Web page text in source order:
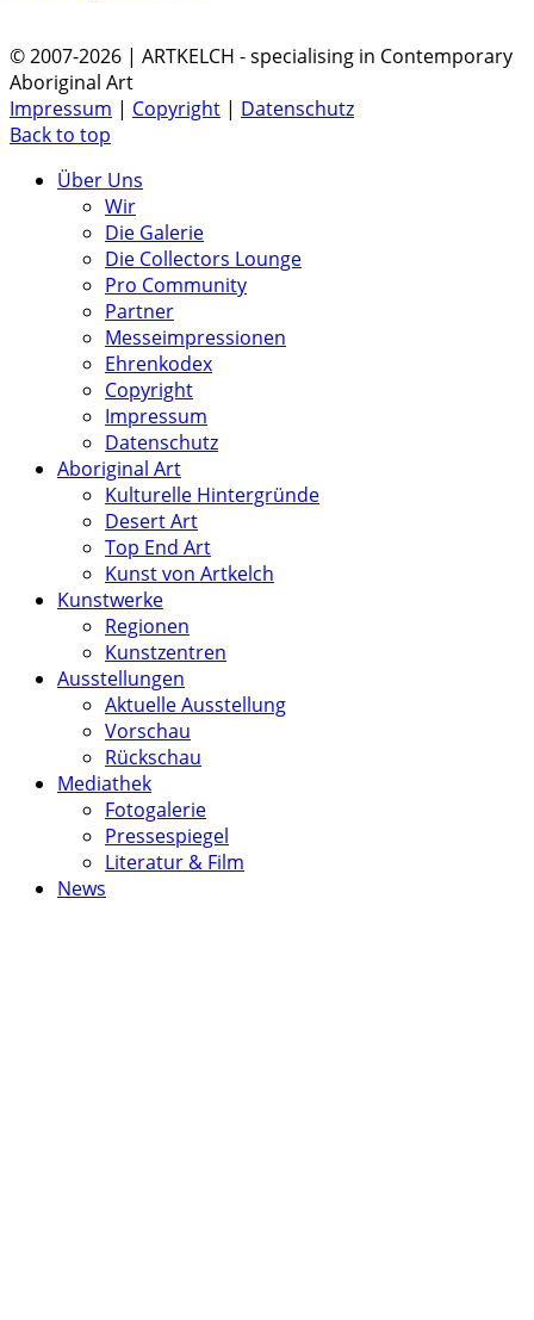
© 2007-2026 | ARTKELCH - specialising in Contemporary
Aboriginal Art
Impressum | Copyright | Datenschutz
Back to top
Über Uns
Wir
Die Galerie
Die Collectors Lounge
Pro Community
Partner
Messeimpressionen
Ehrenkodex
Copyright
Impressum
Datenschutz
Aboriginal Art
Kulturelle Hintergründe
Desert Art
Top End Art
Kunst von Artkelch
Kunstwerke
Regionen
Kunstzentren
Ausstellungen
Aktuelle Ausstellung
Vorschau
Rückschau
Mediathek
Fotogalerie
Pressespiegel
Literatur & Film
News